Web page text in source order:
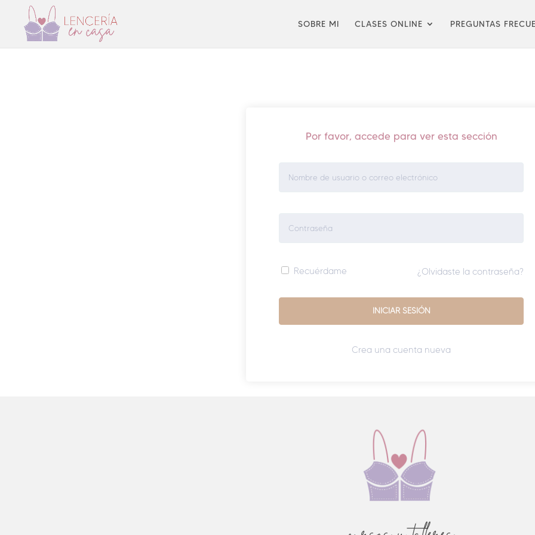
SOBRE MI CLASES ONLINE PREGUNTAS
Por favor, accede para ver esta sección
Recuérdame ¿Olvidaste la contraseña?
Crea una cuenta nueva